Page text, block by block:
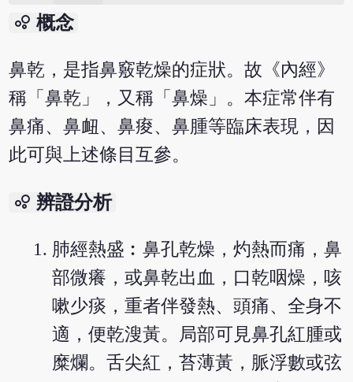
bubble_chart 概念
鼻乾，是指鼻竅乾燥的症狀。故《內經》
稱「鼻乾」，又稱「鼻燥」。本症常伴有
鼻痛、鼻衄、鼻痠、鼻腫等臨床表現，因
此可與上述條目互參。
bubble_chart 辨證分析
肺經熱盛︰鼻孔乾燥，灼熱而痛，鼻
部微癢，或鼻乾出血，口乾咽燥，咳
嗽少痰，重者伴發熱、頭痛、全身不
適，便乾溲黃。局部可見鼻孔紅腫或
糜爛。舌尖紅，苔薄黃，脈浮數或弦